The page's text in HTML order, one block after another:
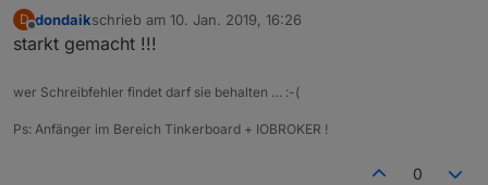
D
Offline
dondaikschrieb am 10. Jan. 2019, 16:26
zuletzt editiert von
starkt gemacht !!!
wer Schreibfehler findet darf sie behalten … :-(
Ps: Anfänger im Bereich Tinkerboard + IOBROKER !
0